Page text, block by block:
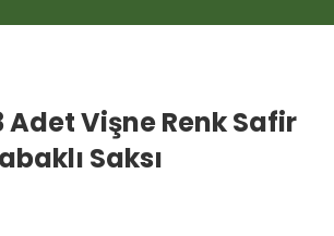
Adet Vişne Renk Safir
Saksı